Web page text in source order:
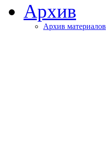
Архив
Архив материалов